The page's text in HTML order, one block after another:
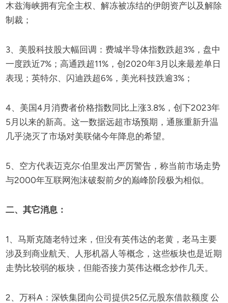
木兹海峡拥有完全主权、解冻被冻结的伊朗资产以及解除
制裁；
3、美股科技股大幅回调：费城半导体指数跌超3%，盘中
一度跌近7%；高通跌超11%，创2020年3月以来最差单日
表现；英特尔、闪迪跌超6%，美光科技跌逾3%；
4、美国4月消费者价格指数同比上涨3.8%，创下2023年
5月以来的新高。这一数据远超市场预期，通胀重新升温
几乎浇灭了市场对美联储今年降息的希望。
5、空方代表迈克尔·伯里发出严厉警告，称当前市场走势
与2000年互联网泡沫破裂前夕的巅峰阶段极为相似。
二、其它消息：
1、马斯克随老特过来，但没有英伟达的老黄，老马主要
涉及到商业航天、人形机器人等概念，这些板块也是近期
走势比较弱的板块，但能否接力英伟达概念炒作几天。
2、万科A：深铁集团向公司提供25亿元股东借款额度 公